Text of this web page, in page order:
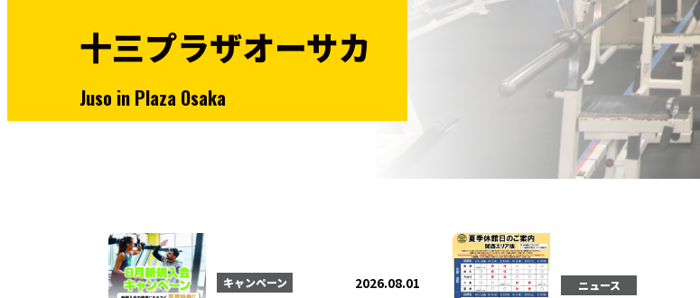
会員会則
採用情報
十三プラザオーサカ
Juso in Plaza Osaka
キャンペーン
2026.08.01
ニュース